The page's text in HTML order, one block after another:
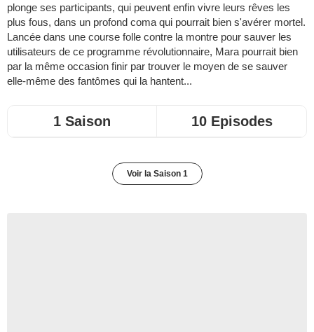
plonge ses participants, qui peuvent enfin vivre leurs rêves les
plus fous, dans un profond coma qui pourrait bien s'avérer mortel.
Lancée dans une course folle contre la montre pour sauver les
utilisateurs de ce programme révolutionnaire, Mara pourrait bien
par la même occasion finir par trouver le moyen de se sauver
elle-même des fantômes qui la hantent...
1 Saison 10 Episodes
Voir la Saison 1